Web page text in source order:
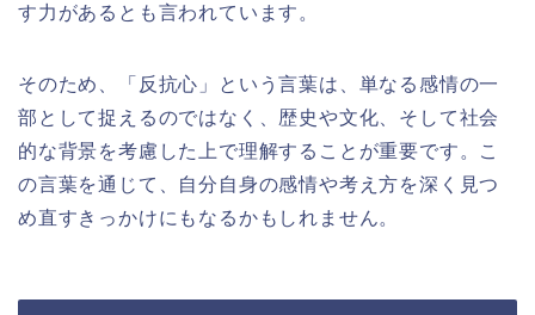
す力があるとも言われています。
そのため、「反抗心」という言葉は、単なる感情の一
部として捉えるのではなく、歴史や文化、そして社会
的な背景を考慮した上で理解することが重要です。こ
の言葉を通じて、自分自身の感情や考え方を深く見つ
め直すきっかけにもなるかもしれません。